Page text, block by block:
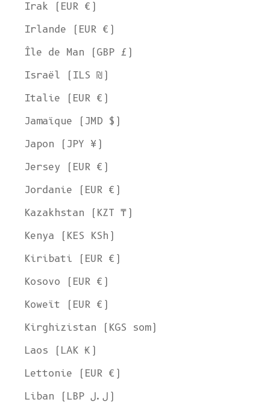
Irak (EUR €)
Irlande (EUR €)
Île de Man (GBP £)
Israël (ILS ₪)
Italie (EUR €)
Jamaïque (JMD $)
Japon (JPY ¥)
Jersey (EUR €)
Jordanie (EUR €)
Kazakhstan (KZT ₸)
Kenya (KES KSh)
Kiribati (EUR €)
Kosovo (EUR €)
Koweït (EUR €)
Kirghizistan (KGS som)
Laos (LAK ₭)
Lettonie (EUR €)
Liban (LBP ل.ل)